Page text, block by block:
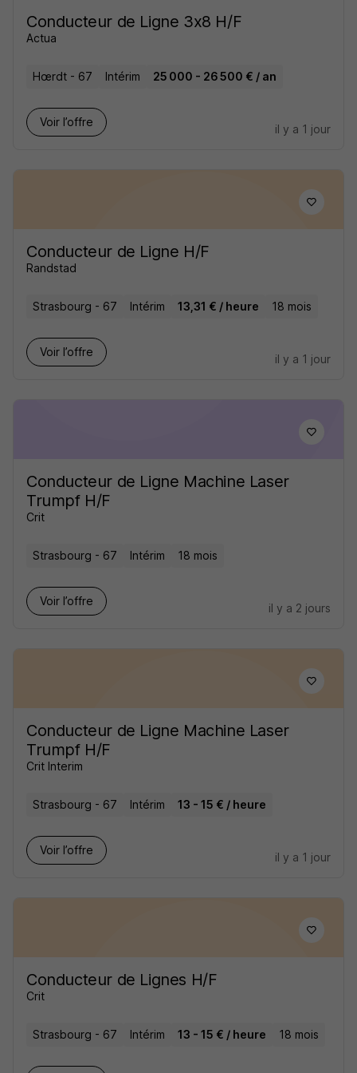
Conducteur de Ligne 3x8 H/F
Actua
Hœrdt - 67 Intérim 25 000 - 26 500 € / an
Voir l’offre
il y a 1 jour
Conducteur de Ligne H/F
Randstad
Strasbourg - 67 Intérim 13,31 € / heure 18 mois
Voir l’offre
il y a 1 jour
Conducteur de Ligne Machine Laser
Trumpf H/F
Crit
Strasbourg - 67 Intérim 18 mois
Voir l’offre
il y a 2 jours
Conducteur de Ligne Machine Laser
Trumpf H/F
Crit Interim
Strasbourg - 67 Intérim 13 - 15 € / heure
Voir l’offre
il y a 1 jour
Conducteur de Lignes H/F
Crit
Strasbourg - 67 Intérim 13 - 15 € / heure 18 mois